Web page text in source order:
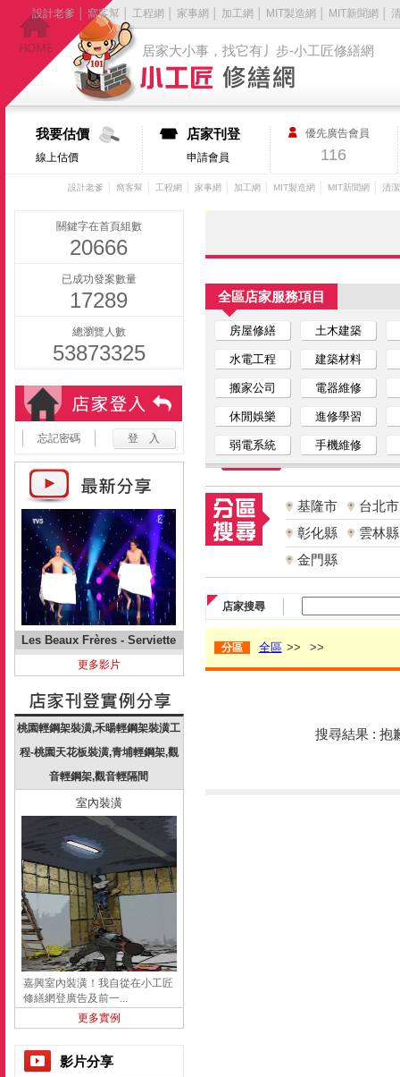
居家大小事，找它有丿步-小工匠修繕網
設計老爹 窩客幫 工程網 家事網 加工網 MIT製造網 MIT新聞網
我要估價
線上估價
店家刊登
申請會員
優先廣告會員
116
設計老爹 窩客幫 工程網 家事網 加工網 MIT製造網 MIT新聞網 清
關鍵字在首頁組數
20666
已成功發案數量
17289
總瀏覽人數
53873325
忘記密碼
Les Beaux Frères - Serviette
更多影片
桃園輕鋼架裝潢,禾暘輕鋼架裝潢工
程-桃園天花板裝潢,青埔輕鋼架,觀
音輕鋼架,觀音輕隔間
室內裝潢
嘉興室內裝潢！我自從在小工匠
修繕網登廣告及前一...
更多實例
影片分享
全區店家服務項目
房屋修繕 土木建築
水電工程 建築材料
搬家公司 電器維修
休閒娛樂 進修學習
弱電系統 手機維修
基隆市
台北市
彰化縣
雲林縣
金門縣
店家搜尋
分區 全區 >> >>
搜尋結果 : 抱